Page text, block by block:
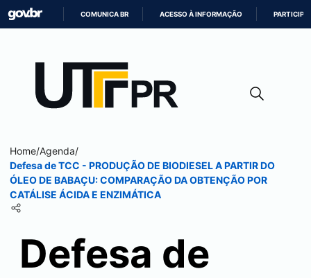
CONTEÚDO
COMUNICA BR ACESSO À INFORMAÇÃO PARTICIPE
Home/Agenda/
Defesa de TCC - PRODUÇÃO DE BIODIESEL A PARTIR DO
ÓLEO DE BABAÇU: COMPARAÇÃO DA OBTENÇÃO POR
CATÁLISE ÁCIDA E ENZIMÁTICA
Defesa de